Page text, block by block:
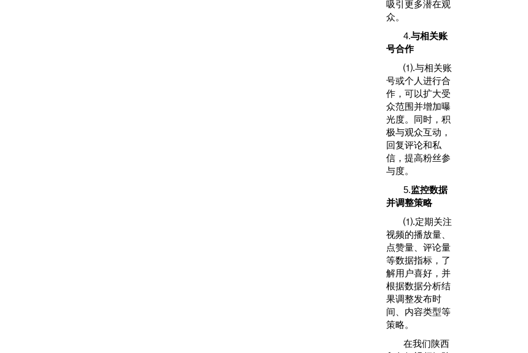
吸引更多潜在观
众。
‌4.与相关账
号合作‌
⑴.与相关账
号或个人进行合
作，可以扩大受
众范围并增加曝
光度。同时，积
极与观众互动，
回复评论和私
信，提高粉丝参
与度。
‌5.监控数据
并调整策略‌
⑴.定期关注
视频的播放量、
点赞量、评论量
等数据指标，了
解用户喜好，并
根据数据分析结
果调整发布时
间、内容类型等
策略。
在我们陕西